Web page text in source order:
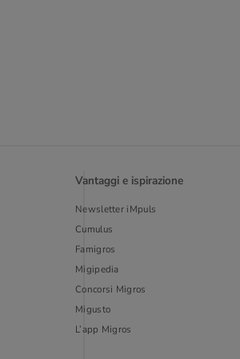
Vantaggi e ispirazione
Newsletter iMpuls
Cumulus
Famigros
Migipedia
Concorsi Migros
Migusto
L’app Migros